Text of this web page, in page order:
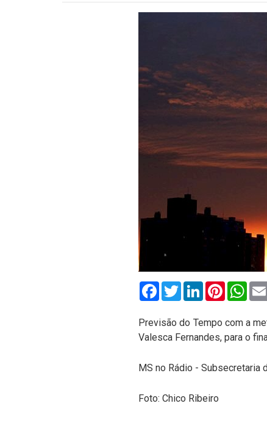
FacebookTwitterLinkedInPinterest
Previsão do Tempo com a
Valesca Fernandes,
MS no Rádio - Subsecretaria
Foto: Chico Ribeiro